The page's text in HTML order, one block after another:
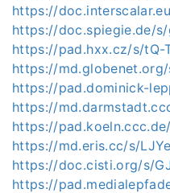
https://
https://doc.spiegie.de/s/
https://pad.hxx.cz/s/tQ-
https://
https://pad.dominick-
https://
https://
https://md.eris.cc/s/
https://doc.cisti.org/s/
https://